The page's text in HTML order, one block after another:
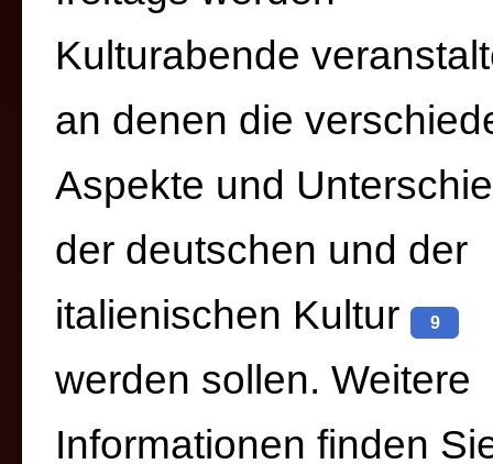
Kulturabende
an denen die
Aspekte und
der deutschen und der
italienischen Kultur
9
werden sollen. Weitere
Informationen finden